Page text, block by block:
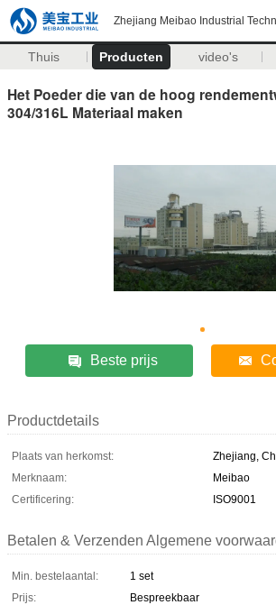
Zhejiang Meibao Industrial
Thuis Producten video's
Het Poeder die van de hoog
304/316L Materiaal maken
Beste prijs
Productdetails
Plaats van herkomst:
Zhejiang,
Merknaam:
Meibao
Certificering:
ISO9001
Betalen & Verzenden Algemene
Min. bestelaantal:
1 set
Prijs:
Bespreekbaar